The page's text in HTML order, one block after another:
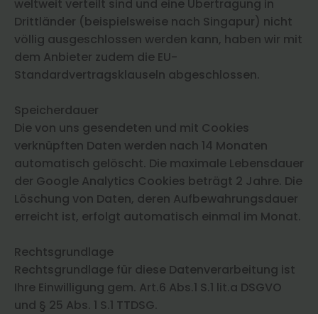
weltweit verteilt sind und eine Übertragung in
Drittländer (beispielsweise nach Singapur) nicht
völlig ausgeschlossen werden kann, haben wir mit
dem Anbieter zudem die EU-
Standardvertragsklauseln abgeschlossen.
Speicherdauer
Die von uns gesendeten und mit Cookies
verknüpften Daten werden nach 14 Monaten
automatisch gelöscht. Die maximale Lebensdauer
der Google Analytics Cookies beträgt 2 Jahre. Die
Löschung von Daten, deren Aufbewahrungsdauer
erreicht ist, erfolgt automatisch einmal im Monat.
Rechtsgrundlage
Rechtsgrundlage für diese Datenverarbeitung ist
Ihre Einwilligung gem. Art.6 Abs.1 S.1 lit.a DSGVO
und § 25 Abs. 1 S.1 TTDSG.